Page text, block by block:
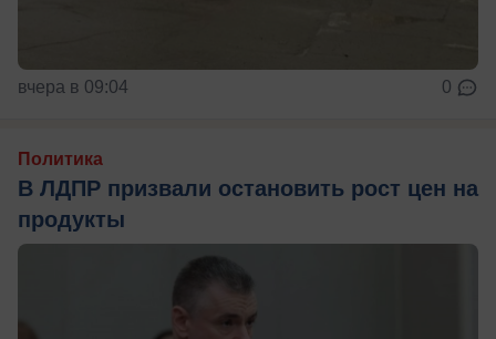
вчера в 09:04 0
Политика
В ЛДПР призвали остановить рост цен на
продукты